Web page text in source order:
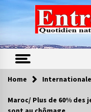
content
Contes de
Home Internationale
Maroc/ Plus de 60%